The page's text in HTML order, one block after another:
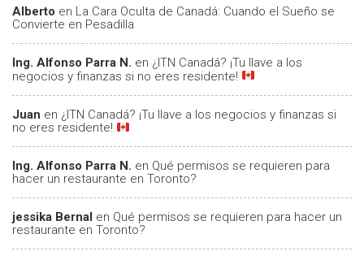
Alberto en La Cara Oculta de Canadá: Cuando el Sueño se
Convierte en Pesadilla
Ing. Alfonso Parra N. en ¿ITN Canadá? ¡Tu llave a los
negocios y finanzas si no eres residente!
Juan en ¿ITN Canadá? ¡Tu llave a los negocios y finanzas si
no eres residente!
Ing. Alfonso Parra N. en Qué permisos se requieren para
hacer un restaurante en Toronto?
jessika Bernal en Qué permisos se requieren para hacer un
restaurante en Toronto?